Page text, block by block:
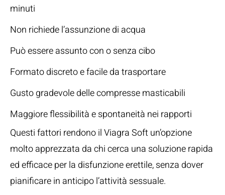
minuti
Non richiede l’assunzione di acqua
Può essere assunto con o senza cibo
Formato discreto e facile da trasportare
Gusto gradevole delle compresse masticabili
Maggiore flessibilità e spontaneità nei rapporti
Questi fattori rendono il Viagra Soft un’opzione
molto apprezzata da chi cerca una soluzione rapida
ed efficace per la disfunzione erettile, senza dover
pianificare in anticipo l’attività sessuale.